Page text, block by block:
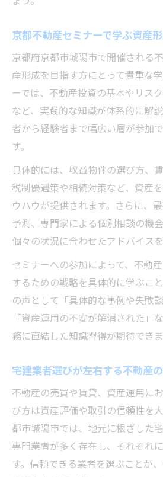
京都不動産セミナーで学ぶ資産
京都府京都市城陽市で開催される
産形成を目指す方にとって貴重な
ーでは、不動産投資の基本やリス
など、実践的な知識が体系的に解
者から経験者まで幅広い層が参加
す。
具体的には、収益物件の選び方、
税制優遇策や相続対策など、資産
ウハウが提供されます。さらに、
予測、専門家による個別相談の機
個々の状況に合わせたアドバイスを
セミナーへの参加によって、不動
するための戦略を具体的に学ぶこ
の声として「具体的な事例や失敗
「資産運用の不安が解消された」
務に直結した知識習得が期待できま
宅建業者選びが左右する不動産
不動産の売買や賃貸、資産運用に
び方は資産評価や取引の信頼性を
都市城陽市では、地元に根ざした
専門業者が多く存在し、それぞれ
す。信頼できる業者を選ぶことが